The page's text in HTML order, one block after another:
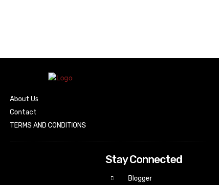
About Us
Contact
TERMS AND CONDITIONS
Stay Connected
Blogger